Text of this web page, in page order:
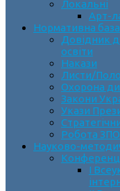
Локальні
Арт-
Нормативна база
Довідник
освіти
Накази
Листи/
Охорона
Закони
Укази
Робота
Науково-
І